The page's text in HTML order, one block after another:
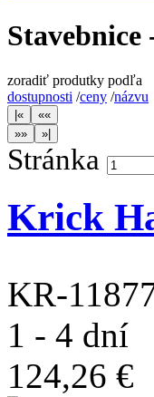
zoradiť produtky podľa
dostupnosti /ceny /názvu
Stránka
Krick
KR-
1 - 4 dní
124,26 €